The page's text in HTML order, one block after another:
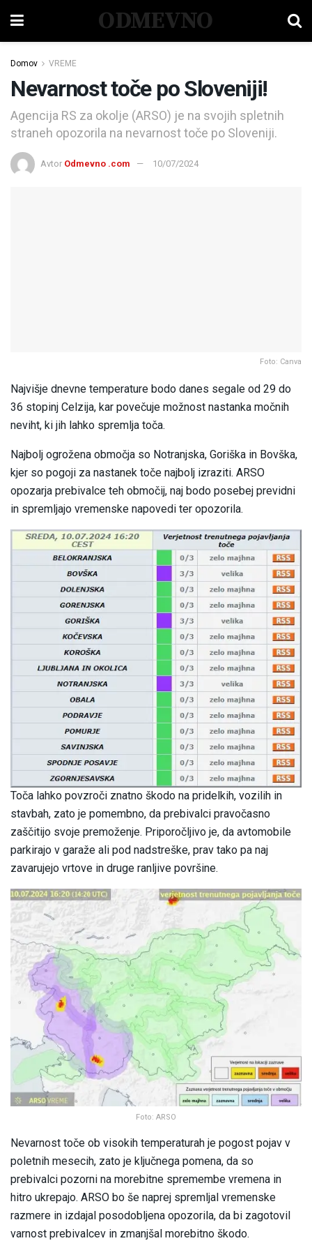
ODMEVNO
Domov VREME
Nevarnost toče po Sloveniji!
Agencija RS za okolje (ARSO) je na svojih spletnih
straneh opozorila na nevarnost toče po Sloveniji.
Avtor Odmevno .com 10/07/2024
Foto: Canva
Najvišje dnevne temperature bodo danes segale od 29 do
36 stopinj Celzija, kar povečuje možnost nastanka močnih
neviht, ki jih lahko spremlja toča.
Najbolj ogrožena območja so Notranjska, Goriška in Bovška,
kjer so pogoji za nastanek toče najbolj izraziti. ARSO
opozarja prebivalce teh območij, naj bodo posebej previdni
in spremljajo vremenske napovedi ter opozorila.
Toča lahko povzroči znatno škodo na pridelkih, vozilih in
stavbah, zato je pomembno, da prebivalci pravočasno
zaščitijo svoje premoženje. Priporočljivo je, da avtomobile
parkirajo v garaže ali pod nadstreške, prav tako pa naj
zavarujejo vrtove in druge ranljive površine.
Foto: ARSO
Nevarnost toče ob visokih temperaturah je pogost pojav v
poletnih mesecih, zato je ključnega pomena, da so
prebivalci pozorni na morebitne spremembe vremena in
hitro ukrepajo. ARSO bo še naprej spremljal vremenske
razmere in izdajal posodobljena opozorila, da bi zagotovil
varnost prebivalcev in zmanjšal morebitno škodo.